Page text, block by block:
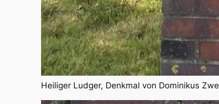
Heiliger Ludger, Denkmal von Dominikus